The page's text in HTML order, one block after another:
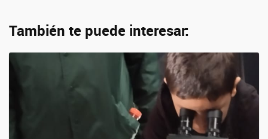
También te puede interesar: